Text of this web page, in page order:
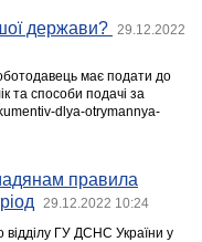
держави?
29.12.2022
має подати до
та способи подачі за
dlya-otrymannya-
правила
29.12.2022 10:24
відділу ГУ ДСНС України у